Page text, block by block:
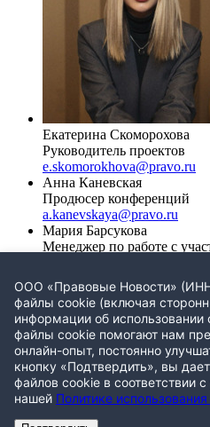
Екатерина Скоморохова
Руководитель проектов
e.skomorokhova@pravo.ru
Анна Каневская
Продюсер конференций
a.kanevskaya@pravo.ru
Мария Барсукова
Менеджер по работе с
Милана Хачатрян
Менеджер по работе с
m.khachatrian@pravo.ru +7
Екатерина Куракаева
Менеджер по работе с
e.kurakaeva@pravo.ru 8
Валерия Саратова
Продюсер конференций
v.saratova@pravo.ru
ООО «Правовые Новости»
файлы cookie (включая
информации об использовании
файлы cookie помогают нам
онлайн-опыт, постоянно
кнопку «Подтвердить», вы
файлов cookie в соответствии
нашей Политике